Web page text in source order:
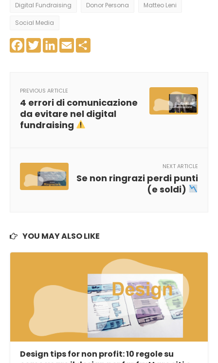
Digital Fundraising Donor Persona Matteo Leni
Social Media
Facebook
Twitter
LinkedIn
Email
PREVIOUS ARTICLE
4 errori di comunicazione
da evitare nel digital
fundraising
NEXT ARTICLE
Se non ringrazi perdi punti
(e soldi)
YOU MAY ALSO LIKE
Design tips for non profit: 10 regole su